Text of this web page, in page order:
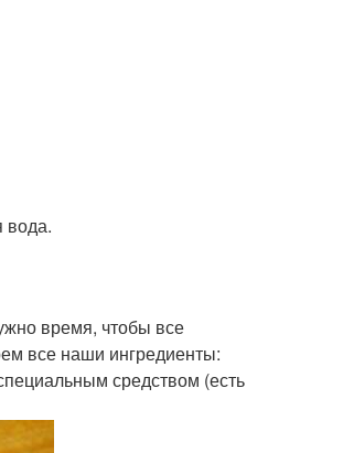
вода.
время, чтобы все
все наши ингредиенты:
средством (есть